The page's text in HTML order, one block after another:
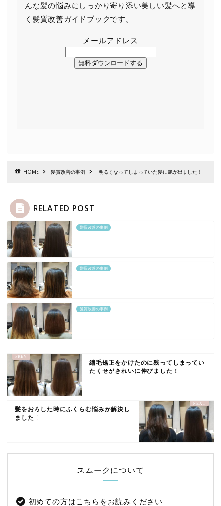
んな髪の悩みにしっかり寄り添い美しい髪へと導
く髪質改善ガイドブックです。
メールアドレス
無料ダウンロードする
HOME 髪質改善の事例 明るくなってしまっていた髪に艶が出ました！
RELATED POST
髪質改善の事例
髪質改善の事例
髪質改善の事例
縮毛矯正をかけたのに残ってしまってい
たくせがきれいに伸びました！
髪をおろした時にふくらむ悩みが解決し
ました！
スムークについて
初めての方はこちらをお読みください